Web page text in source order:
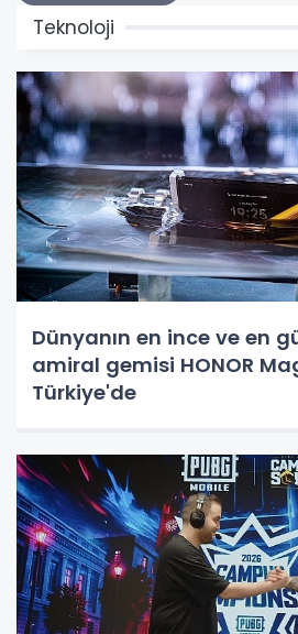
Teknoloji
Dünyanın en ince ve en
amiral gemisi HONOR
Türkiye'de